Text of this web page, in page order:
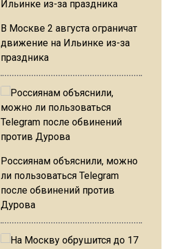
В Москве 2 августа ограничат
движение на Ильинке из-за
праздника
Россиянам объяснили, можно
ли пользоваться Telegram
после обвинений против
Дурова